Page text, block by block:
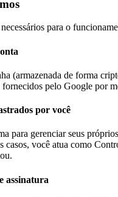
para o
(armazenada de forma
pelo Google por
por você
para gerenciar seus
você atua como
assinatura